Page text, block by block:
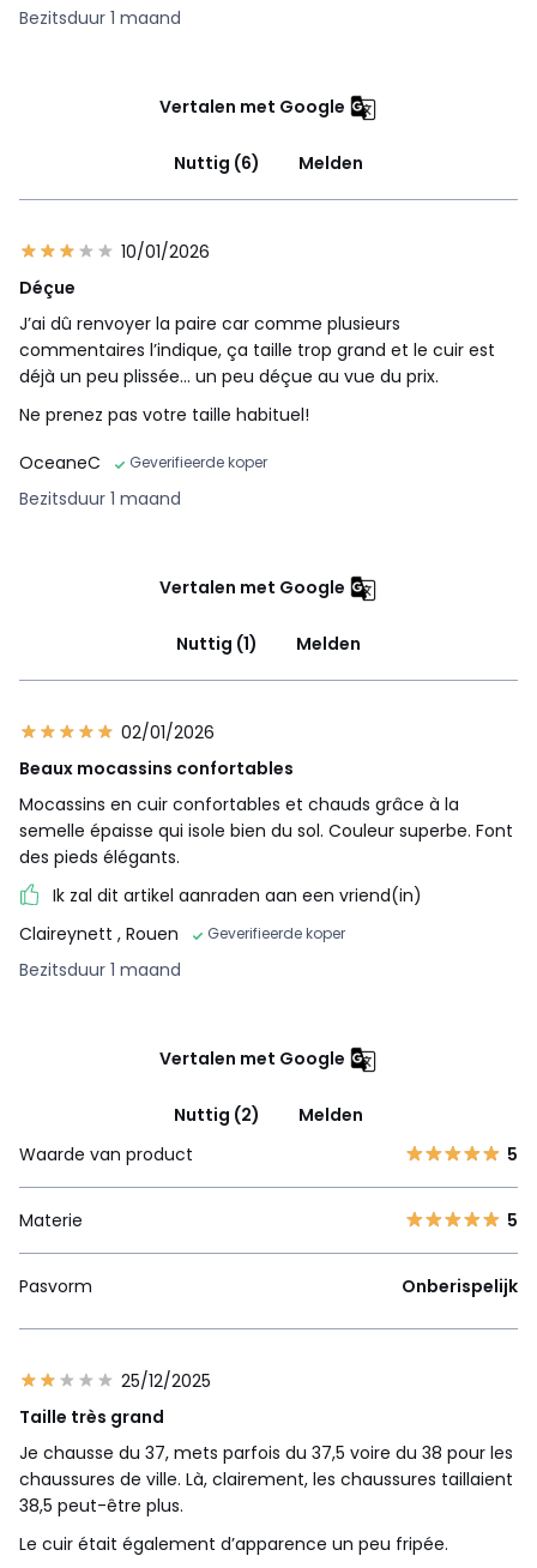
Bezitsduur 1 maand
Vertalen met Google
Nuttig (6) Melden
10/01/2026
Déçue
J’ai dû renvoyer la paire car comme plusieurs
commentaires l’indique, ça taille trop grand et le cuir est
déjà un peu plissée… un peu déçue au vue du prix.
Ne prenez pas votre taille habituel!
OceaneC
Geverifieerde koper
Bezitsduur 1 maand
Vertalen met Google
Nuttig (1) Melden
02/01/2026
Beaux mocassins confortables
Mocassins en cuir confortables et chauds grâce à la
semelle épaisse qui isole bien du sol. Couleur superbe. Font
des pieds élégants.
Ik zal dit artikel aanraden aan een vriend(in)
Claireynett , Rouen Geverifieerde koper
Bezitsduur 1 maand
Vertalen met Google
Nuttig (2)
Melden
Waarde van product
5
Materie 5
Pasvorm Onberispelijk
25/12/2025
Taille très grand
Je chausse du 37, mets parfois du 37,5 voire du 38 pour les
chaussures de ville. Là, clairement, les chaussures taillaient
38,5 peut-être plus.
Le cuir était également d’apparence un peu fripée.